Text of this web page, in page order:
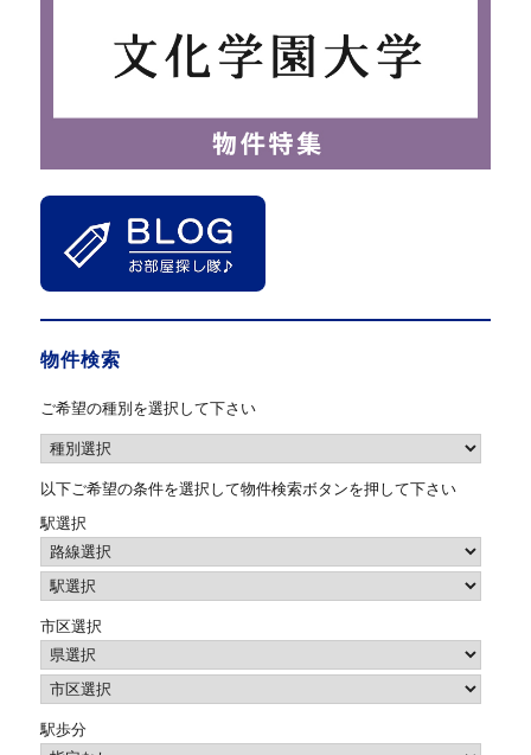
物件検索
ご希望の種別を選択して下さい
以下ご希望の条件を選択して物件検索ボタンを押して下さい
駅選択
市区選択
駅歩分